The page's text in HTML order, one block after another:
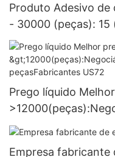
Produto Adesivo de
- 30000 (peças): 15
Fornecimento
Prego líquido
peçasFabricantes
Empresa fabricante